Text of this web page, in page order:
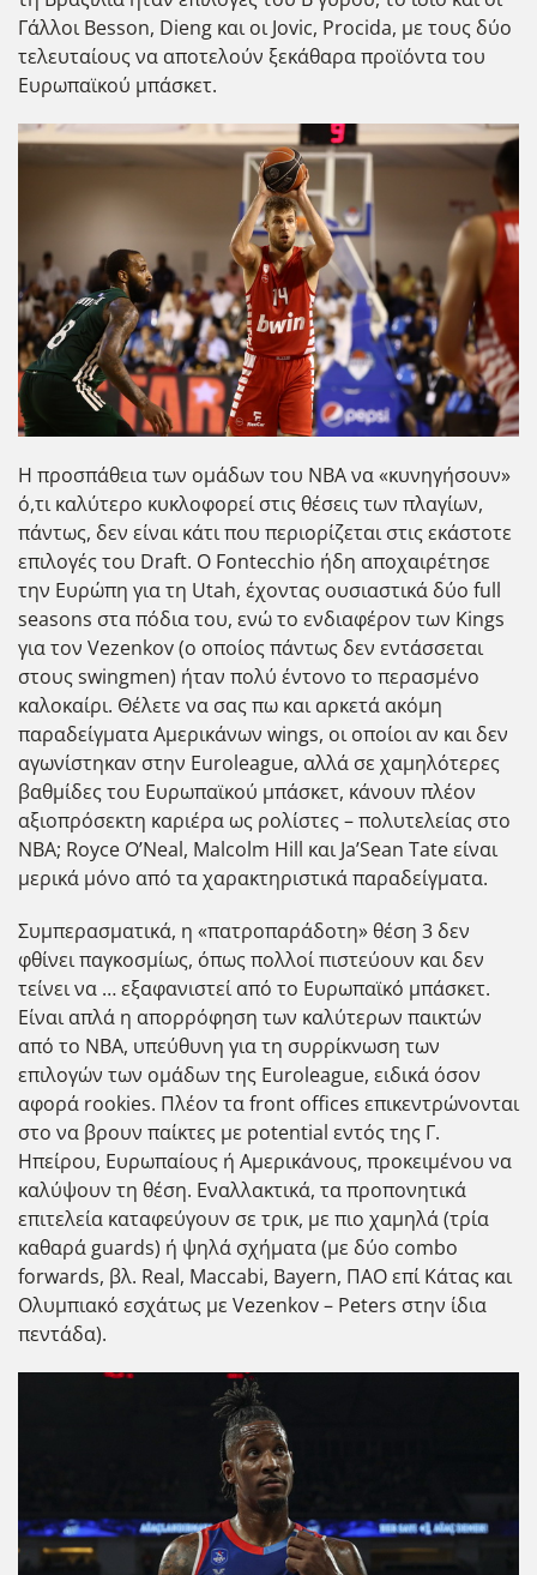
Γάλλοι Besson, Dieng και οι Jovic, Procida, με τους δύο
τελευταίους να αποτελούν ξεκάθαρα προϊόντα του
Ευρωπαϊκού μπάσκετ.
Η προσπάθεια των ομάδων του NBA να «κυνηγήσουν»
ό,τι καλύτερο κυκλοφορεί στις θέσεις των πλαγίων,
πάντως, δεν είναι κάτι που περιορίζεται στις εκάστοτε
επιλογές του Draft. O Fontecchio ήδη αποχαιρέτησε
την Ευρώπη για τη Utah, έχοντας ουσιαστικά δύο full
seasons στα πόδια του, ενώ το ενδιαφέρον των Kings
για τον Vezenkov (ο οποίος πάντως δεν εντάσσεται
στους swingmen) ήταν πολύ έντονο το περασμένο
καλοκαίρι. Θέλετε να σας πω και αρκετά ακόμη
παραδείγματα Αμερικάνων wings, οι οποίοι αν και δεν
αγωνίστηκαν στην Euroleague, αλλά σε χαμηλότερες
βαθμίδες του Ευρωπαϊκού μπάσκετ, κάνουν πλέον
αξιοπρόσεκτη καριέρα ως ρολίστες – πολυτελείας στο
ΝΒΑ; Royce O’Neal, Malcolm Hill και Ja’Sean Tate είναι
μερικά μόνο από τα χαρακτηριστικά παραδείγματα.
Συμπερασματικά, η «πατροπαράδοτη» θέση 3 δεν
φθίνει παγκοσμίως, όπως πολλοί πιστεύουν και δεν
τείνει να … εξαφανιστεί από το Ευρωπαϊκό μπάσκετ.
Είναι απλά η απορρόφηση των καλύτερων παικτών
από το ΝΒΑ, υπεύθυνη για τη συρρίκνωση των
επιλογών των ομάδων της Euroleague, ειδικά όσον
αφορά rookies. Πλέον τα front offices επικεντρώνονται
στο να βρουν παίκτες με potential εντός της Γ.
Ηπείρου, Ευρωπαίους ή Αμερικάνους, προκειμένου να
καλύψουν τη θέση. Εναλλακτικά, τα προπονητικά
επιτελεία καταφεύγουν σε τρικ, με πιο χαμηλά (τρία
καθαρά guards) ή ψηλά σχήματα (με δύο combo
forwards, βλ. Real, Maccabi, Bayern, ΠΑΟ επί Κάτας και
Ολυμπιακό εσχάτως με Vezenkov – Peters στην ίδια
πεντάδα).